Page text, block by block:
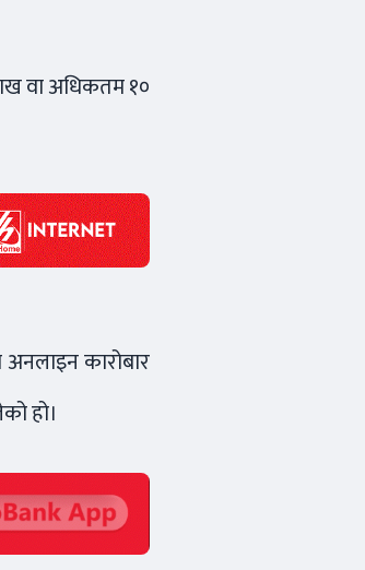
वा अधिकतम १०
कारोबार
हो।